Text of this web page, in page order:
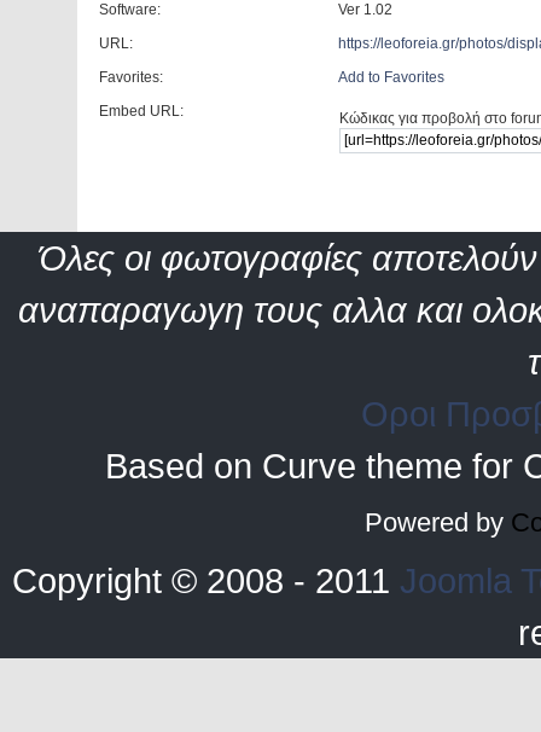
Software:
Ver 1.02
URL:
https://leoforeia.gr/photos/
Favorites:
Add to Favorites
Embed URL:
Κώδικας για προβολή στο
Όλες οι φωτογραφίες αποτελούν
αναπαραγωγη τους αλλα και
Οροι
Based on Curve theme for
Powered by
Copyright © 2008 - 2011 Joomla